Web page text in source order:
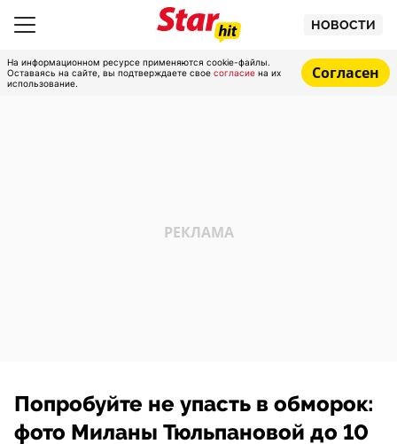
НОВОСТИ
На информационном ресурсе применяются cookie-файлы.
Оставаясь на сайте, вы подтверждаете свое согласие на их
использование.
Согласен
Попробуйте не упасть в обморок:
фото Миланы Тюльпановой до 10